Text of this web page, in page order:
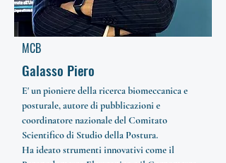
MCB
Galasso Piero
E' un pioniere della ricerca biomeccanica e
posturale, autore di pubblicazioni e
coordinatore nazionale del Comitato
Scientifico di Studio della Postura.
Ha ideato strumenti innovativi come il